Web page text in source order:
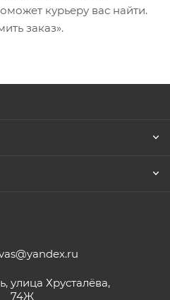
курьеру вас найти.
заказ».
улица Хрусталёва,
74Ж